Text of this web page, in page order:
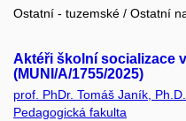
Ostatní - tuzemské / Ostatní
Aktéři školní socializace
(MUNI/A/1755/2025)
prof. PhDr. Tomáš Janík,
Pedagogická fakulta